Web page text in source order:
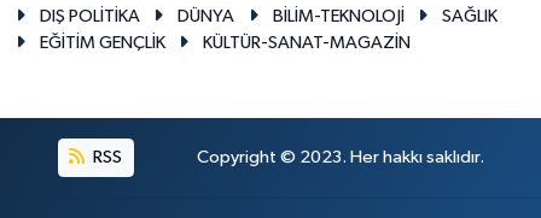
DIŞ POLİTİKA
DÜNYA BİLİM-TEKNOLOJİ
SAĞLIK
EĞİTİM GENÇLİK
KÜLTÜR-SANAT-MAGAZİN
RSS Copyright © 2023. Her hakkı saklıdır.